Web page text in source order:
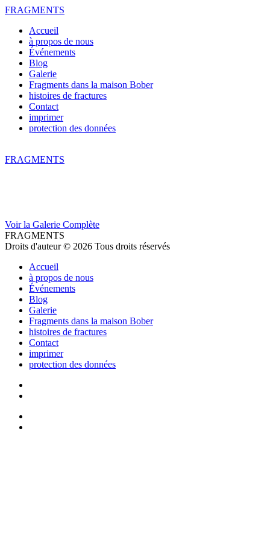
FRAGMENTS
Accueil
à propos de nous
Événements
Blog
Galerie
Fragments dans la maison Bober
histoires de fractures
Contact
imprimer
protection des données
FRAGMENTS
Voir la Galerie Complète
FRAGMENTS
Droits d'auteur © 2026 Tous droits réservés
Accueil
à propos de nous
Événements
Blog
Galerie
Fragments dans la maison Bober
histoires de fractures
Contact
imprimer
protection des données